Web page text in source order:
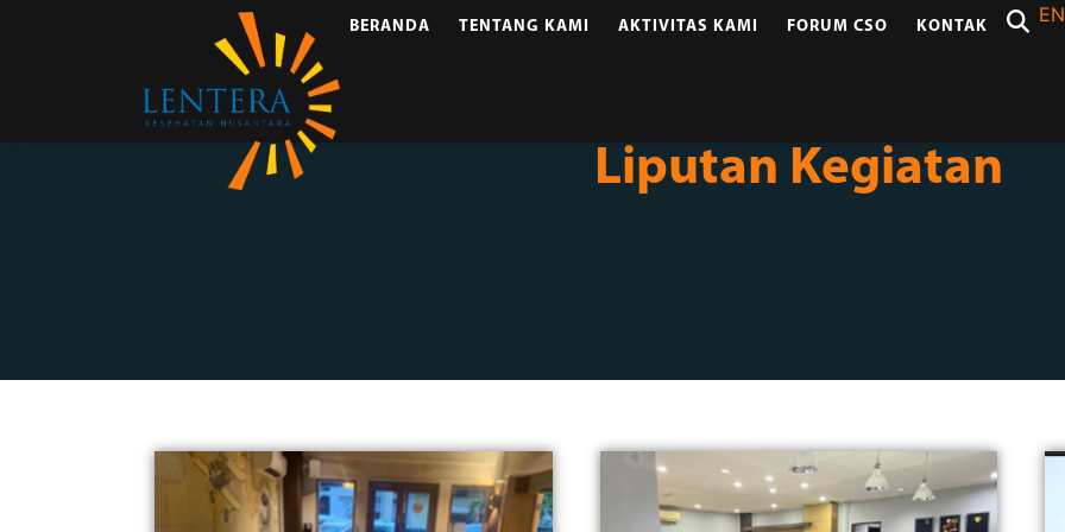
BERANDA TENTANG KAMI AKTIVITAS KAMI FORUM CSO KONTAK
EN
Liputan Kegiatan